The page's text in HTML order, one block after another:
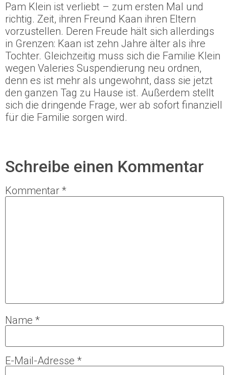
Pam Klein ist verliebt – zum ersten Mal und
richtig. Zeit, ihren Freund Kaan ihren Eltern
vorzustellen. Deren Freude hält sich allerdings
in Grenzen: Kaan ist zehn Jahre älter als ihre
Tochter. Gleichzeitig muss sich die Familie Klein
wegen Valeries Suspendierung neu ordnen,
denn es ist mehr als ungewohnt, dass sie jetzt
den ganzen Tag zu Hause ist. Außerdem stellt
sich die dringende Frage, wer ab sofort finanziell
für die Familie sorgen wird.
Schreibe einen Kommentar
Kommentar *
Name *
E-Mail-Adresse *